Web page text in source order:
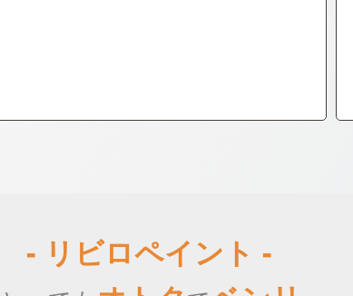
- リビロペイント -